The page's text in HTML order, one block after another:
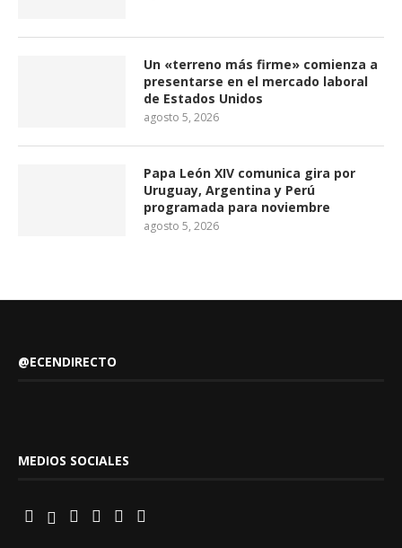
Un «terreno más firme» comienza a
presentarse en el mercado laboral
de Estados Unidos
agosto 5, 2026
Papa León XIV comunica gira por
Uruguay, Argentina y Perú
programada para noviembre
agosto 5, 2026
@ECENDIRECTO
MEDIOS SOCIALES